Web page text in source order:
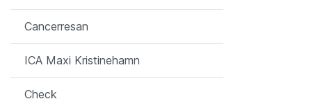
Cancerresan
ICA Maxi Kristinehamn
Check